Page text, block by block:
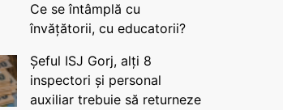
Ce se întâmplă cu
învățătorii, cu educatorii?
Șeful ISJ Gorj, alți 8
inspectori și personal
auxiliar trebuie să returneze